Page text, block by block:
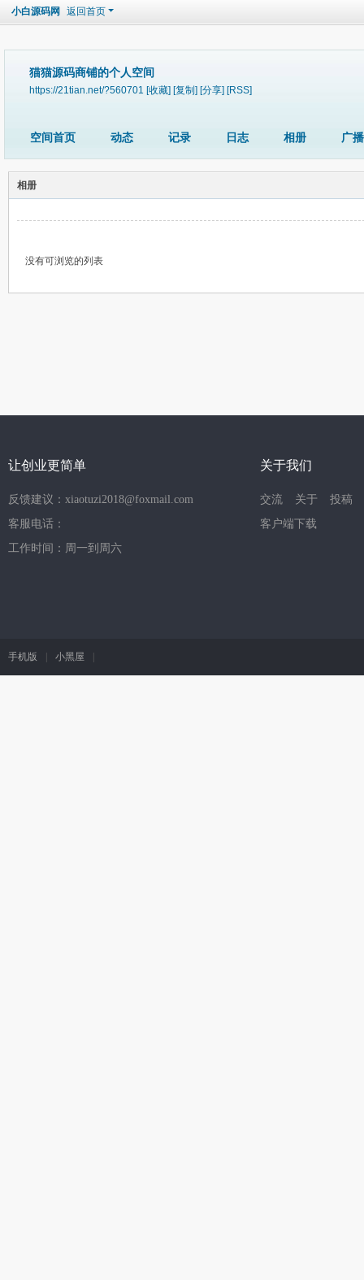
小白源码网 返回首页
猫猫源码商铺的个人空间
https://21tian.net/?560701 [收藏] [复制] [分享] [RSS]
空间首页 动态 记录 日志 相册 广播
相册
没有可浏览的列表
让创业更简单
反馈建议：xiaotuzi2018@foxmail.com
客服电话：
工作时间：周一到周六
关于我们
交流 关于
投稿
客户端下载
手机版 小黑屋